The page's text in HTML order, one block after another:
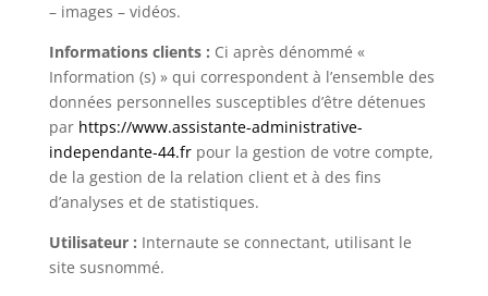
– images – vidéos.
Informations clients : Ci après dénommé «
Information (s) » qui correspondent à l’ensemble des
données personnelles susceptibles d’être détenues
par https://www.assistante-administrative-
independante-44.frpour la gestion de votre compte,
de la gestion de la relation client et à des fins
d’analyses et de statistiques.
Utilisateur : Internaute se connectant, utilisant le
site susnommé.